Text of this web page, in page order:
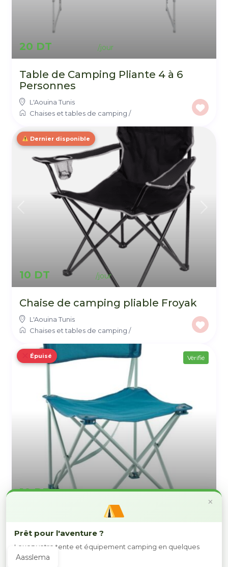
20 DT
Table de Camping Pliante 4 à 6
Personnes
L'Aouina Tunis
Chaises et tables de camping /
10 DT
Dernier disponible
Chaise de camping pliable Froyak
L'Aouina Tunis
Chaises et tables de camping /
10 DT
Épuisé Vérifié
Chaise de Camping
L'Aouina Tunis
Chaises et tables de camping /
Aasslema
×
Prêt pour l'aventure ?
Louez votre tente et équipement camping en quelques
clics.